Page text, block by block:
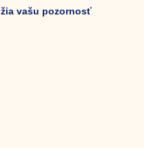
vašu pozornosť